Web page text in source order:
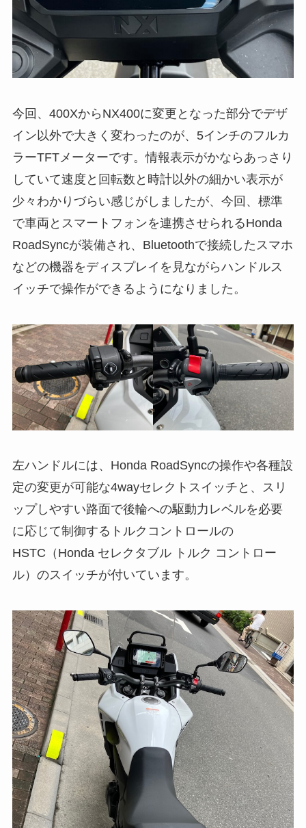
今回、400XからNX400に変更となった部分でデザ
イン以外で大きく変わったのが、5インチのフルカ
ラーTFTメーターです。情報表示がかならあっさり
していて速度と回転数と時計以外の細かい表示が
少々わかりづらい感じがしましたが、今回、標準
で車両とスマートフォンを連携させられるHonda
RoadSyncが装備され、Bluetoothで接続したスマホ
などの機器をディスプレイを見ながらハンドルス
イッチで操作ができるようになりました。
左ハンドルには、Honda RoadSyncの操作や各種設
定の変更が可能な4wayセレクトスイッチと、スリ
ップしやすい路面で後輪への駆動力レベルを必要
に応じて制御するトルクコントロールの
HSTC（Honda セレクタブル トルク コントロー
ル）のスイッチが付いています。